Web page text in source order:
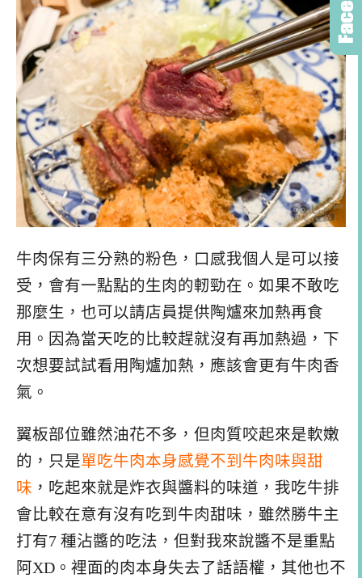
牛肉保有三分熟的粉色，口感我個人是可以接
受，會有一點點的生肉的軔勁在。如果不敢吃
那麼生，也可以請店員提供陶爐來加熱再食
用。因為當天吃的比較趕就沒有再加熱過，下
次想要試試看用陶爐加熱，應該會更有牛肉香
氣。
翼板部位雖然油花不多，但肉質咬起來是軟嫩
的，只是單吃牛肉本身感覺不到牛肉味與甜
味 ，吃起來就是炸衣與醬料的味道，我吃牛排
會比較在意有沒有吃到牛肉甜味，雖然勝牛主
打有7 種沾醬的吃法，但對我來說醬不是重點
阿XD。裡面的肉本身失去了話語權，其他也不